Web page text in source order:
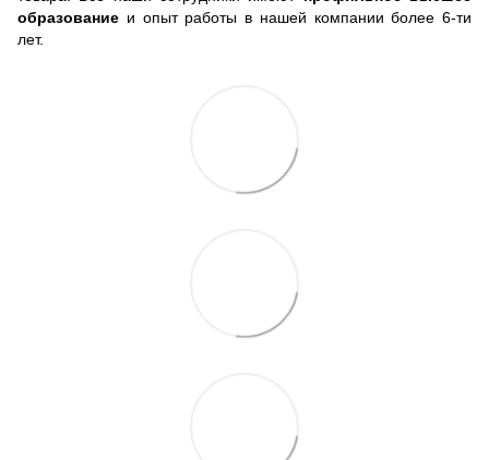
образование и опыт работы в нашей компании более 6-ти
лет.